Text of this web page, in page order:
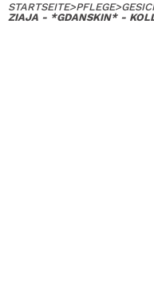
STARTSEITE>PFLEGE>
ZIAJA - *GDANSKIN* -